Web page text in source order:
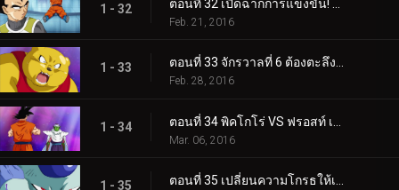
1 - 32
Feb. 21, 2016
1 - 33 ตอนที่ 33 จักรวาลที่ 6 ต้องตะลึง! นี่แหละซูเปอร์ไซย่า ซง โกคู!
Feb. 28, 2016
1 - 34
Mar. 06, 2016
1 - 35 ตอนที่ 35 เปลี่ยนความโกรธให้เป็นพลัง! การต่อสู้เต็มที่ของเบจิต้า!